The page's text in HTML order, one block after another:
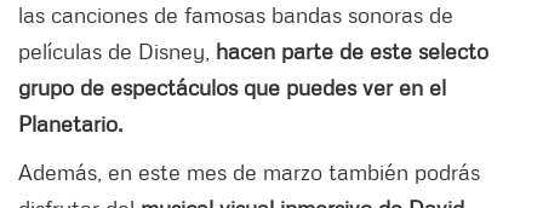
las canciones de famosas bandas sonoras de
películas de Disney, hacen parte de este selecto
grupo de espectáculos que puedes ver en el
Planetario.
Además, en este mes de marzo también podrás